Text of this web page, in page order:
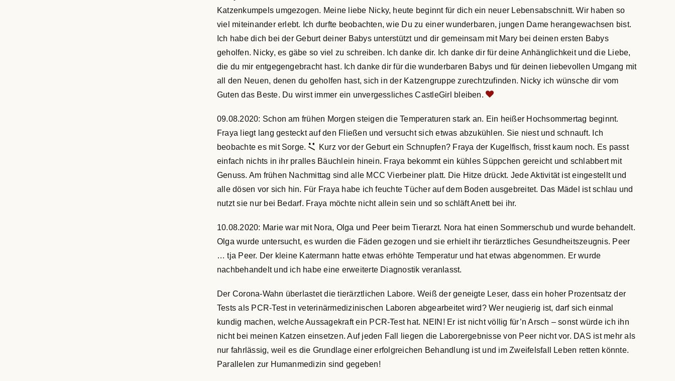
Katzenkumpels umgezogen. Meine liebe Nicky, heute beginnt für dich ein neuer Lebensabschnitt. Wir haben so
viel miteinander erlebt. Ich durfte beobachten, wie Du zu einer wunderbaren, jungen Dame herangewachsen bist.
Ich habe dich bei der Geburt deiner Babys unterstützt und dir gemeinsam mit Mary bei deinen ersten Babys
geholfen. Nicky, es gäbe so viel zu schreiben. Ich danke dir. Ich danke dir für deine Anhänglichkeit und die Liebe,
die du mir entgegengebracht hast. Ich danke dir für die wunderbaren Babys und für deinen liebevollen Umgang mit
all den Neuen, denen du geholfen hast, sich in der Katzengruppe zurechtzufinden. Nicky ich wünsche dir vom
Guten das Beste. Du wirst immer ein unvergessliches CastleGirl bleiben.
09.08.2020: Schon am frühen Morgen steigen die Temperaturen stark an. Ein heißer Hochsommertag beginnt.
Fraya liegt lang gesteckt auf den Fließen und versucht sich etwas abzukühlen. Sie niest und schnauft. Ich
beobachte es mit Sorge.
Kurz vor der Geburt ein Schnupfen? Fraya der Kugelfisch, frisst kaum noch. Es passt
einfach nichts in ihr pralles Bäuchlein hinein. Fraya bekommt ein kühles Süppchen gereicht und schlabbert mit
Genuss. Am frühen Nachmittag sind alle MCC Vierbeiner platt. Die Hitze drückt. Jede Aktivität ist eingestellt und
alle dösen vor sich hin. Für Fraya habe ich feuchte Tücher auf dem Boden ausgebreitet. Das Mädel ist schlau und
nutzt sie nur bei Bedarf. Fraya möchte nicht allein sein und so schläft Anett bei ihr.
10.08.2020: Marie war mit Nora, Olga und Peer beim Tierarzt. Nora hat einen Sommerschub und wurde behandelt.
Olga wurde untersucht, es wurden die Fäden gezogen und sie erhielt ihr tierärztliches Gesundheitszeugnis. Peer
… tja Peer. Der kleine Katermann hatte etwas erhöhte Temperatur und hat etwas abgenommen. Er wurde
nachbehandelt und ich habe eine erweiterte Diagnostik veranlasst.
Der Corona-Wahn überlastet die tierärztlichen Labore. Weiß der geneigte Leser, dass ein hoher Prozentsatz der
Tests als PCR-Test in veterinärmedizinischen Laboren abgearbeitet wird? Wer neugierig ist, darf sich einmal
kundig machen, welche Aussagekraft ein PCR-Test hat. NEIN! Er ist nicht völlig für’n Arsch – sonst würde ich ihn
nicht bei meinen Katzen einsetzen. Auf jeden Fall liegen die Laborergebnisse von Peer nicht vor. DAS ist mehr als
nur fahrlässig, weil es die Grundlage einer erfolgreichen Behandlung ist und im Zweifelsfall Leben retten könnte.
Parallelen zur Humanmedizin sind gegeben!